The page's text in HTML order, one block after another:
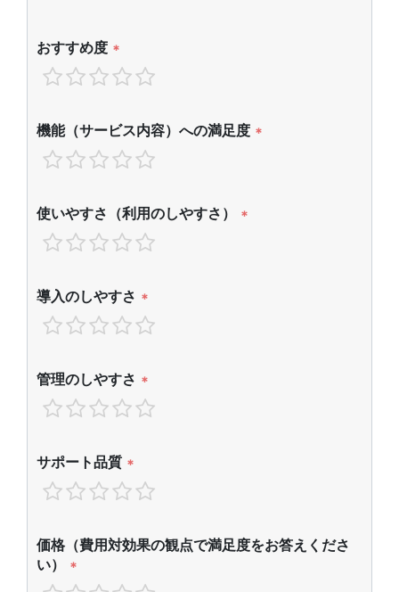
おすすめ度 *
機能（サービス内容）への満足度 *
使いやすさ（利用のしやすさ） *
導入のしやすさ *
管理のしやすさ *
サポート品質 *
価格（費用対効果の観点で満足度をお答えくださ
い）
*